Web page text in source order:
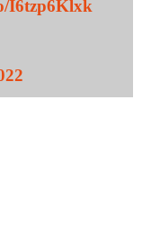
I6tzp6Klxk